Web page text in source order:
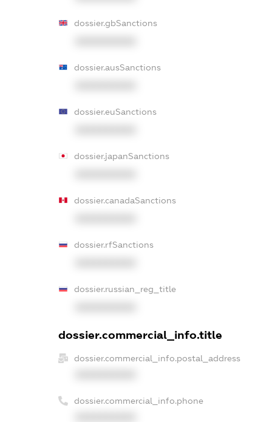
dossier.gbSanctions
dossier.ausSanctions
dossier.euSanctions
dossier.japanSanctions
dossier.canadaSanctions
dossier.rfSanctions
dossier.russian_reg_title
dossier.commercial_info.title
dossier.commercial_info.postal_address
dossier.commercial_info.phone